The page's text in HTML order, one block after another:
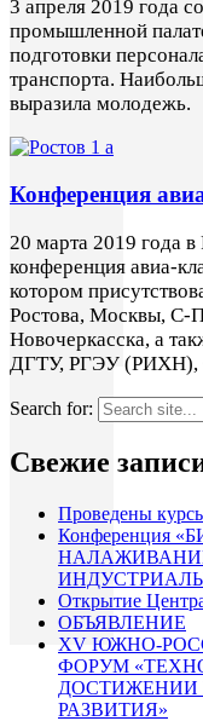
3 апреля 2019 года
промышленной
подготовки
транспорта.
выразила молодежь.
Конференция
20 марта 2019 года в
конференция авиа-
котором
Ростова, Москвы, С-
Новочеркасска, а
ДГТУ, РГЭУ (РИХН),
Search for:
Свежие
Проведены
Конференция
Открытие
ОБЪЯВЛЕНИЕ
XV ЮЖНО-
ФОРУМ
ДОСТИЖЕНИИ
РАЗВИТИЯ»